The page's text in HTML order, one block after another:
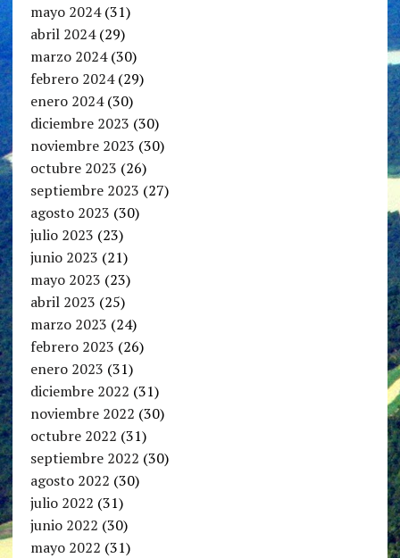
mayo 2024(31)
abril 2024(29)
marzo 2024(30)
febrero 2024(29)
enero 2024(30)
diciembre 2023 (30)
noviembre 2023 (30)
octubre 2023 (26)
septiembre 2023 (27)
agosto 2023 (30)
julio 2023 (23)
junio 2023 (21)
mayo 2023 (23)
abril 2023 (25)
marzo 2023 (24)
febrero 2023 (26)
enero 2023 (31)
diciembre 2022 (31)
noviembre 2022 (30)
octubre 2022 (31)
septiembre 2022 (30)
agosto 2022 (30)
julio 2022 (31)
junio 2022 (30)
mayo 2022 (31)